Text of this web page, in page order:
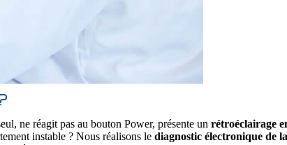
ne réagit pas au bouton Power, présente un rétroéclairage
instable ? Nous réalisons le diagnostic électronique de